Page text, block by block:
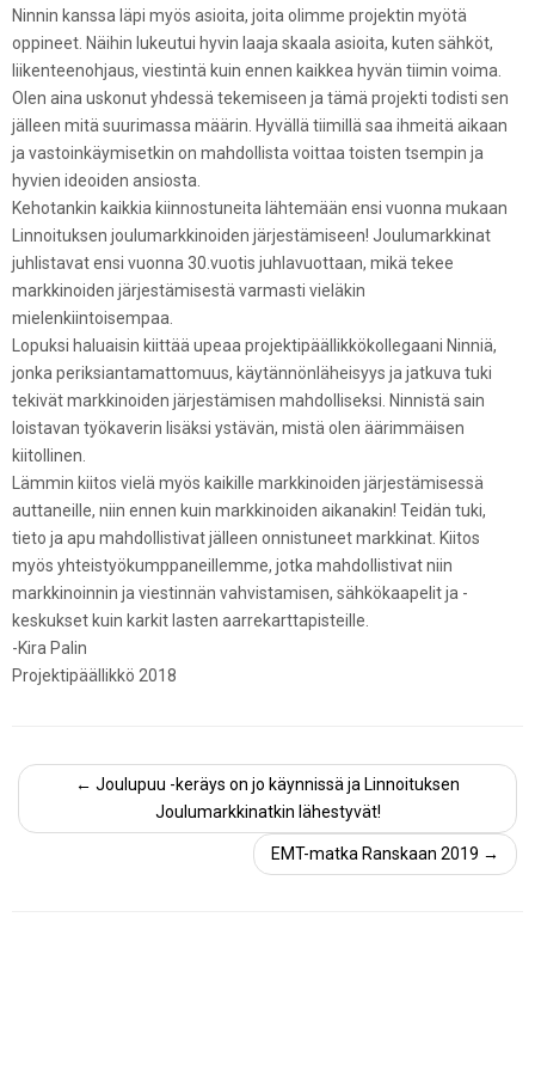
Ninnin kanssa läpi myös asioita, joita olimme projektin myötä
oppineet. Näihin lukeutui hyvin laaja skaala asioita, kuten sähköt,
liikenteenohjaus, viestintä kuin ennen kaikkea hyvän tiimin voima.
Olen aina uskonut yhdessä tekemiseen ja tämä projekti todisti sen
jälleen mitä suurimassa määrin. Hyvällä tiimillä saa ihmeitä aikaan
ja vastoinkäymisetkin on mahdollista voittaa toisten tsempin ja
hyvien ideoiden ansiosta.
Kehotankin kaikkia kiinnostuneita lähtemään ensi vuonna mukaan
Linnoituksen joulumarkkinoiden järjestämiseen! Joulumarkkinat
juhlistavat ensi vuonna 30.vuotis juhlavuottaan, mikä tekee
markkinoiden järjestämisestä varmasti vieläkin
mielenkiintoisempaa.
Lopuksi haluaisin kiittää upeaa projektipäällikkökollegaani Ninniä,
jonka periksiantamattomuus, käytännönläheisyys ja jatkuva tuki
tekivät markkinoiden järjestämisen mahdolliseksi. Ninnistä sain
loistavan työkaverin lisäksi ystävän, mistä olen äärimmäisen
kiitollinen.
Lämmin kiitos vielä myös kaikille markkinoiden järjestämisessä
auttaneille, niin ennen kuin markkinoiden aikanakin! Teidän tuki,
tieto ja apu mahdollistivat jälleen onnistuneet markkinat. Kiitos
myös yhteistyökumppaneillemme, jotka mahdollistivat niin
markkinoinnin ja viestinnän vahvistamisen, sähkökaapelit ja -
keskukset kuin karkit lasten aarrekarttapisteille.
-Kira Palin
Projektipäällikkö 2018
← Joulupuu -keräys on jo käynnissä ja Linnoituksen
Joulumarkkinatkin lähestyvät!
EMT-matka Ranskaan 2019 →